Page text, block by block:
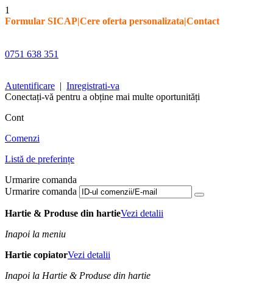
1
Formular SICAP|Cere oferta personalizata|Contact
0751 638 351
Autentificare | Inregistrati-va
Conectați-vă pentru a obține mai multe oportunități
Cont
Comenzi
Listă de preferințe
Urmarire comanda
Urmarire comanda
Hartie & Produse din hartieVezi detalii
Inapoi la meniu
Hartie copiatorVezi detalii
Inapoi la Hartie & Produse din hartie